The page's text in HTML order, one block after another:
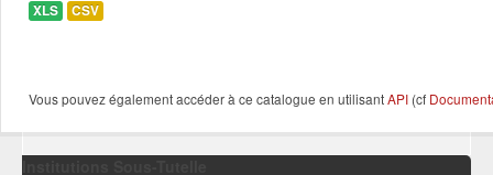
XLS CSV
Vous pouvez également accéder à ce catalogue en utilisantAPI (cf